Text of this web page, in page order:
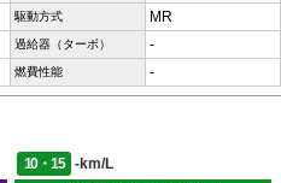
駆動方式 MR
過給器（ターボ） -
燃費性能 -
10・15
-km/L